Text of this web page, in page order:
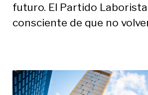
futuro. El Partido
consciente de que no